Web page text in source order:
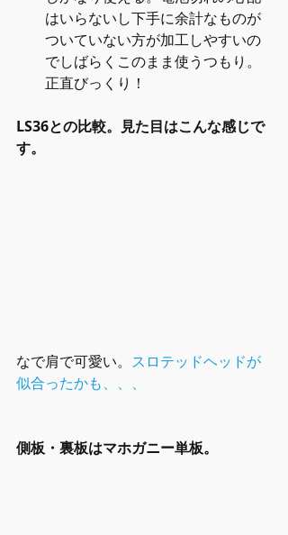
はいらないし下手に余計なものが
ついていない方が加工しやすいの
でしばらくこのまま使うつもり。
正直びっくり！
LS36との比較。見た目はこんな感じで
す。
なで肩で可愛い。 スロテッドヘッドが
似合ったかも、、、
側板・裏板はマホガニー単板。